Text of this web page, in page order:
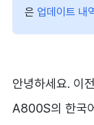
은 업데이트 내
안녕하세요. 이
A800S의 한국